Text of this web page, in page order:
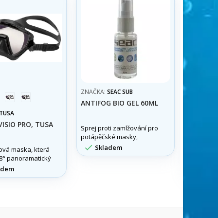
stříbrnáčerná
TUSA
PRO, TUSA
maska, která
panoramatický
patentovaným
bočním
ZNAČKA: SEAC SUB
ANTIFOG BIO GEL 60ML
Sprej proti zamlžování pro
potápěčské masky,
šnorchlovací masky a
plavecké brýle.
 Skladem